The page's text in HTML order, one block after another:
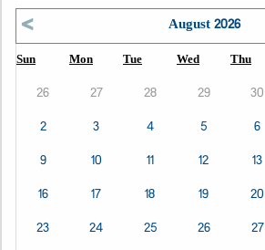
< August 2026
Sun Mon Tue Wed Thu
26 27 28 29 30
2
3 4 5 6
9
10 11 12 13
16
17 18 19 20
23
24 25 26 27